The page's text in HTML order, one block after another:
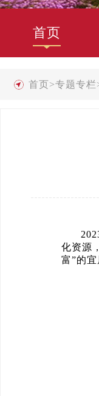
首页
首页>专题专栏
化资源
富”的